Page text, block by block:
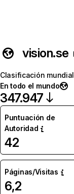
vision.se
Clasificación mundial
En todo el mundo
347.947
Puntuación de
Autoridad
42
Páginas/Visitas
6,2